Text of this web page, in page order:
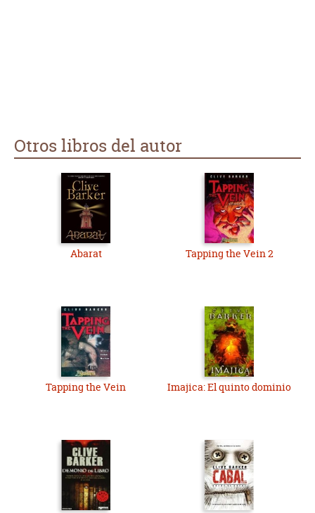
Otros libros del autor
Abarat Tapping the Vein 2
Tapping the Vein Imajica: El quinto dominio